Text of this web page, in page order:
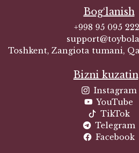
Bog‘lanish
+998 95 095
Toshkent, Zangiota tumani,
Bizni
Instagram
YouTube
TikTok
Telegram
Facebook